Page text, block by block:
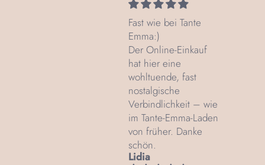
Fast wie bei Tante
Emma:)
Der Online-Einkauf
hat hier eine
wohltuende, fast
nostalgische
Verbindlichkeit – wie
im Tante‑Emma‑Laden
von früher. Danke
schön.
Lidia